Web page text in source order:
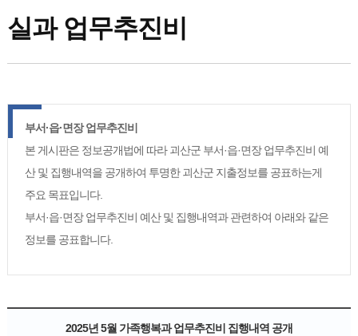
실과 업무추진비
부서·읍·면장 업무추진비
본 게시판은 정보공개법에 따라 괴산군 부서·읍·면장 업무추진비 예
산 및 집행내역을 공개하여 투명한 괴산군 지출정보를 공표하는게
주요 목표입니다.
부서·읍·면장 업무추진비 예산 및 집행내역과 관련하여 아래와 같은
정보를 공표합니다.
2025년 5월 가족행복과 업무추진비 집행내역 공개